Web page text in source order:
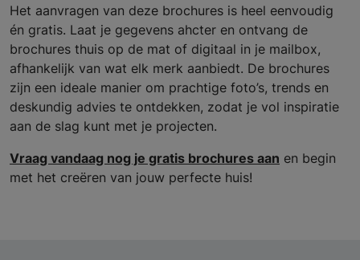
Het aanvragen van deze brochures is heel eenvoudig
én gratis. Laat je gegevens ahcter en ontvang de
brochures thuis op de mat of digitaal in je mailbox,
afhankelijk van wat elk merk aanbiedt. De brochures
zijn een ideale manier om prachtige foto’s, trends en
deskundig advies te ontdekken, zodat je vol inspiratie
aan de slag kunt met je projecten.
Vraag vandaag nog je gratis brochures aan en begin
met het creëren van jouw perfecte huis!